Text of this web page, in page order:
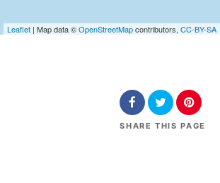
Leaflet | Map data ©OpenStreetMapcontributors, CC-BY-SA
SHARE THIS PAGE